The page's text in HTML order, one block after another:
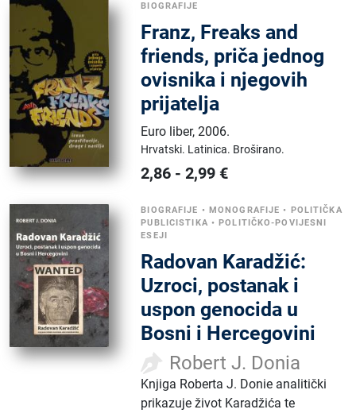
BIOGRAFIJE
Franz, Freaks and
friends, priča jednog
ovisnika i njegovih
prijatelja
Euro liber,2006.
Hrvatski. Latinica. Broširano.
2,86 -2,99 €
BIOGRAFIJE • MONOGRAFIJE • POLITIČKA
PUBLICISTIKA •POLITIČKO-POVIJESNI
ESEJI
Radovan Karadžić:
Uzroci, postanak i
uspon genocida u
Bosni i Hercegovini
Robert J. Donia
Knjiga Roberta J. Donie analitički
prikazuje život Karadžića te